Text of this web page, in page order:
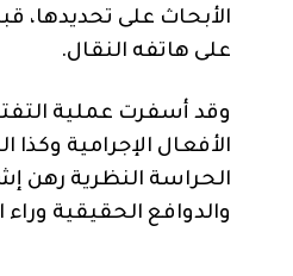
الأبحاث على تحديدها،
على هاتفه النقال.
وقد أسفرت عملية
الأفعال الإجرامية
الحراسة النظرية رهن
والدوافع الحقيقية وراء